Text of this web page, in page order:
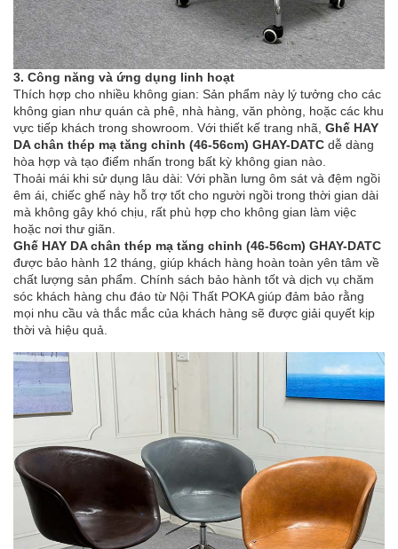
3. Công năng và ứng dụng linh hoạt
Thích hợp cho nhiều không gian: Sản phẩm này lý tưởng cho các
không gian như quán cà phê, nhà hàng, văn phòng, hoặc các khu
vực tiếp khách trong showroom. Với thiết kế trang nhã, Ghế HAY
DA chân thép mạ tăng chỉnh (46-56cm) GHAY-DATC dễ dàng
hòa hợp và tạo điểm nhấn trong bất kỳ không gian nào.
Thoải mái khi sử dụng lâu dài: Với phần lưng ôm sát và đệm ngồi
êm ái, chiếc ghế này hỗ trợ tốt cho người ngồi trong thời gian dài
mà không gây khó chịu, rất phù hợp cho không gian làm việc
hoặc nơi thư giãn.
Ghế HAY DA chân thép mạ tăng chỉnh (46-56cm) GHAY-DATC
được bảo hành 12 tháng, giúp khách hàng hoàn toàn yên tâm về
chất lượng sản phẩm. Chính sách bảo hành tốt và dịch vụ chăm
sóc khách hàng chu đáo từ Nội Thất POKA giúp đảm bảo rằng
mọi nhu cầu và thắc mắc của khách hàng sẽ được giải quyết kịp
thời và hiệu quả.